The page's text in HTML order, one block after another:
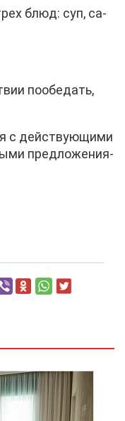
блюд: суп, са­
по­обе­дать,
с дей­ству­ю­щи­ми
пред­ло­же­ни­я­